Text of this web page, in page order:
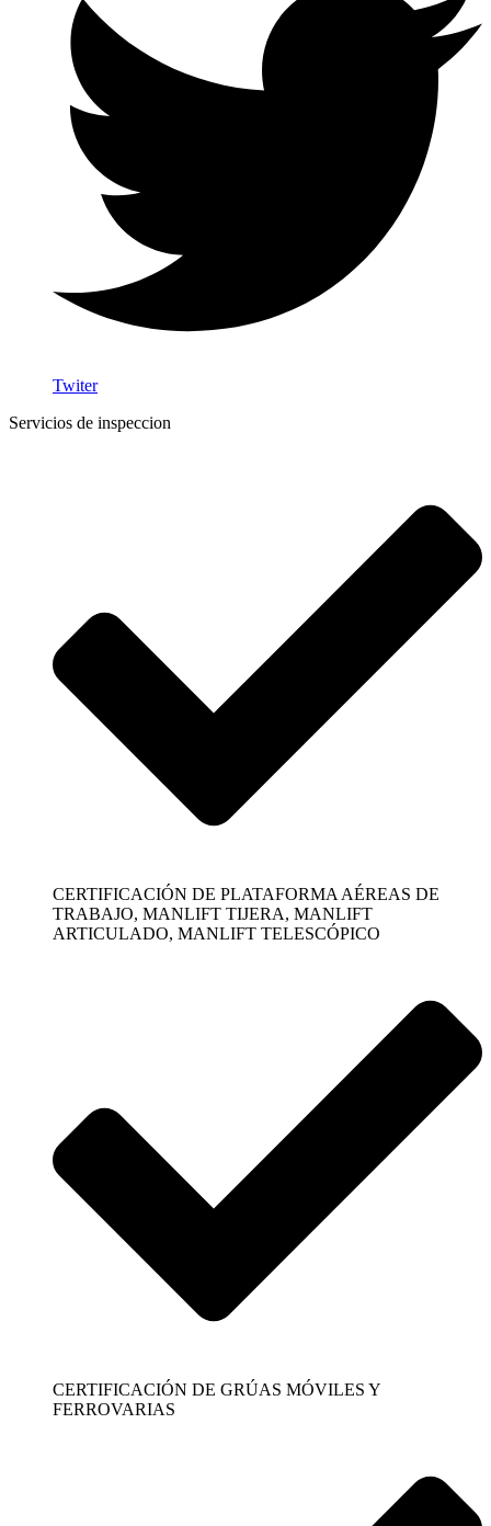
Twiter
Servicios de inspeccion
CERTIFICACIÓN DE PLATAFORMA AÉREAS DE
TRABAJO, MANLIFT TIJERA, MANLIFT
ARTICULADO, MANLIFT TELESCÓPICO
CERTIFICACIÓN DE GRÚAS MÓVILES Y
FERROVARIAS